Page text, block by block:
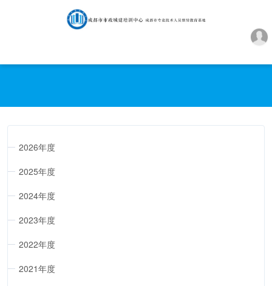
2026年度
2025年度
2024年度
2023年度
2022年度
2021年度